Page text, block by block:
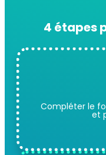
4 étapes
Compléter le
et